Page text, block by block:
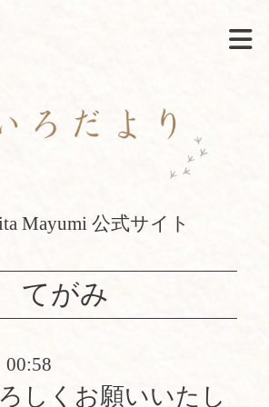
Mayumi 公式サイト
てがみ
しくお願いいたし